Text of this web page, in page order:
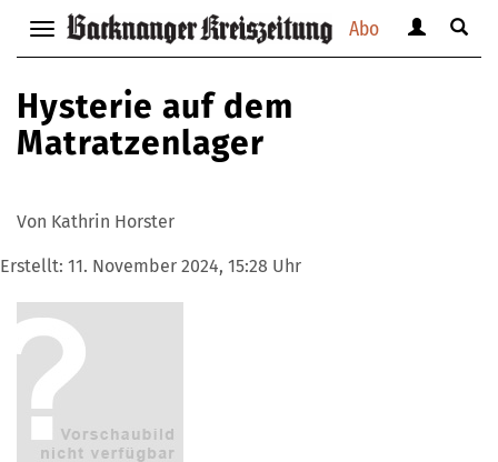
Abo
Navigation
anzeigen
verbergen
anzeigen
Suche
Hysterie auf dem
Matratzenlager
Von Kathrin Horster
Erstellt: 11. November 2024, 15:28 Uhr